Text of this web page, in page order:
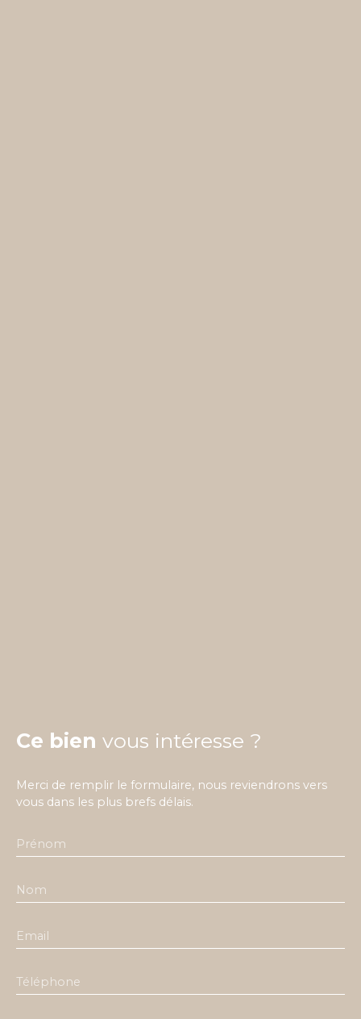
Ce bien vous intéresse ?
Merci de remplir le formulaire, nous reviendrons vers
vous dans les plus brefs délais.
Prénom
Nom
Email
Téléphone